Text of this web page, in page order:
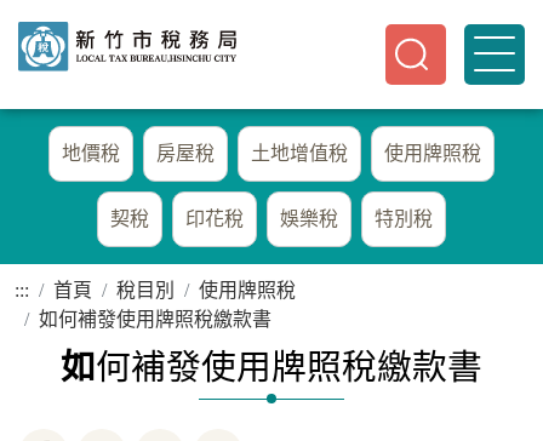
地價稅 房屋稅 土地增值稅 使用牌照稅
契稅 印花稅 娛樂稅 特別稅
::: 首頁 稅目別
使用牌照稅
如何補發使用牌照稅繳款書
如何補發使用牌照稅繳款書